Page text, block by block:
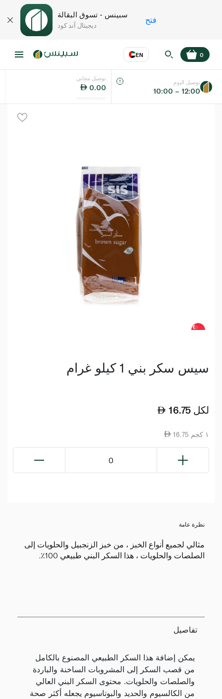
سبينس - تسوق البقالة
ديجيتال آند كود
فتح
EN
اللغة عر
0
توصيل مجاني
0.00
توصيل اليوم
10:00 – 12:00
سيس سكر بني 1 كيلو غرام
16.75 لكل
16.75 ١ كجم
0
نظرة عامة
مثالي لجميع أنواع الخبز ، من خبز الزنجبيل والحلويات إلى
الصلصات والحلويات ، هذا السكر البني طبيعي 100٪.
تفاصيل
يمكن إضافة هذا السكر الطبيعي المصنوع بالكامل
من قصب السكر إلى المشروبات الساخنة والباردة
والصلصات والحلويات. محتوى السكر البني العالي
من الكالسيوم والحديد والبوتاسيوم يجعله أكثر صحة